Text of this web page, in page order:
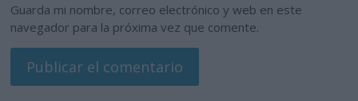
Guarda mi nombre, correo electrónico y web en este
navegador para la próxima vez que comente.